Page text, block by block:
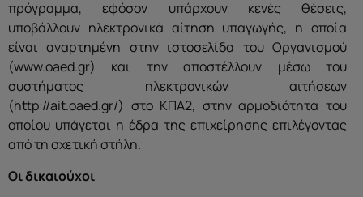
πρόγραμμα, εφόσον υπάρχουν κενές θέσεις,
υποβάλλουν ηλεκτρονικά αίτηση υπαγωγής, η οποία
είναι αναρτημένη στην ιστοσελίδα του Οργανισμού
(www.oaed.gr) και την αποστέλλουν μέσω του
συστήματος ηλεκτρονικών αιτήσεων
(http://ait.oaed.gr/) στο ΚΠΑ2, στην αρμοδιότητα του
οποίου υπάγεται η έδρα της επιχείρησης επιλέγοντας
από τη σχετική στήλη.
Οι δικαιούχοι